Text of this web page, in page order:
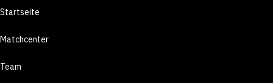
Startseite
Matchcenter
Team